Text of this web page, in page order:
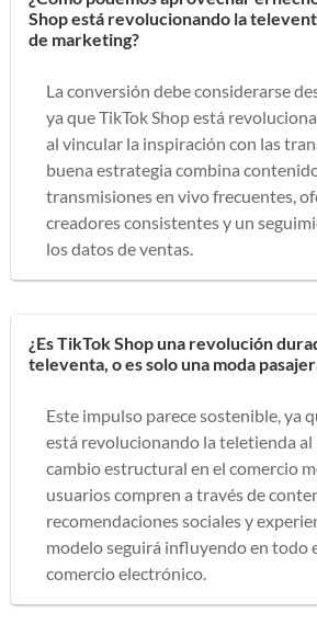
Shop está revolucionando la
de marketing?
La conversión debe considerarse
ya que TikTok Shop está
al vincular la inspiración con las
buena estrategia combina
transmisiones en vivo frecuentes,
creadores consistentes y un
los datos de ventas.
¿Es TikTok Shop una revolución
televenta, o es solo una moda
Este impulso parece sostenible, ya
está revolucionando la teletienda al
cambio estructural en el comercio
usuarios compren a través de
recomendaciones sociales y
modelo seguirá influyendo en todo
comercio electrónico.